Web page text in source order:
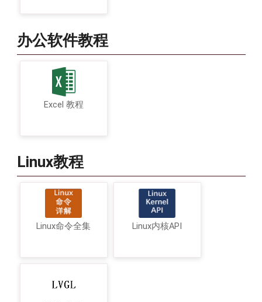
办公软件教程
Excel 教程
Linux教程
Linux命令全集 Linux内核API